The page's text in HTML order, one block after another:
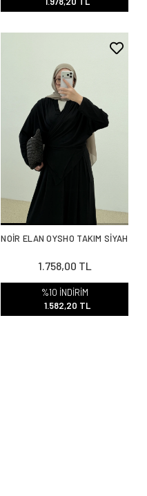
NOİR ELAN OYSHO TAKIM SİYAH
1.758,00 TL
%10 İNDİRİM
1.582,20 TL